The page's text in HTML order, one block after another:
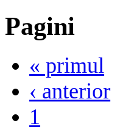
Pagini
« primul
‹ anterior
1